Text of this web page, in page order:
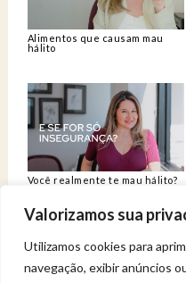
Valorizamos sua
Utilizamos cookies para
navegação, exibir anúncios
Alimentos que causam mau
hálito
Você realmente te mau hálito?
Venha viver uma
Entregue a sua saúde